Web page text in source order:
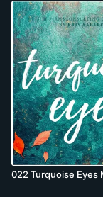
022 Turquoise Eyes